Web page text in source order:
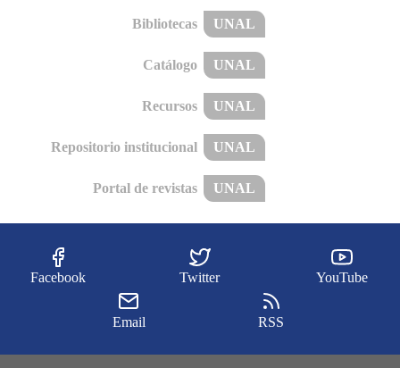
Bibliotecas UNAL
Catálogo UNAL
Recursos UNAL
Repositorio institucional UNAL
Portal de revistas UNAL
Facebook Twitter YouTube
Email RSS